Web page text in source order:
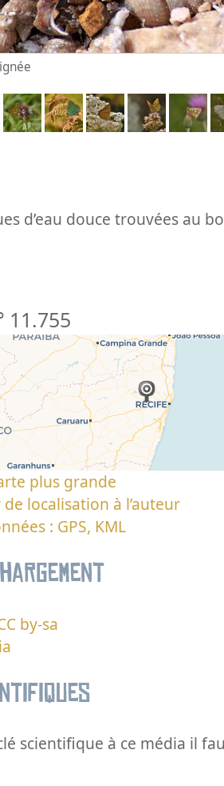
d’eau douce trouvées au
11.755
plus grande
localisation à l’auteur
: GPS, KML
by-sa
scientifique à ce média il